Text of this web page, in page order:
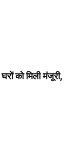
को मिली मंजूरी,